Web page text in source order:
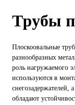
Трубы
Плоскоовальные
разнообразных
роль нагружаемого
используются в
снегозадержателей,
обладают